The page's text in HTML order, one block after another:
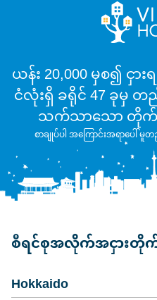
ယန်း 20,000 မှစ၍ ငှာ
ငံလုံးရှိ ခရိုင် 47 ခုမှ တ
သက်သာသော တိုက်ခန်
စာချုပ်ပါ အကြောင်းအရာပေ
စီရင်စုအလိုက်အငှားတိုက်ခ
Hokkaido